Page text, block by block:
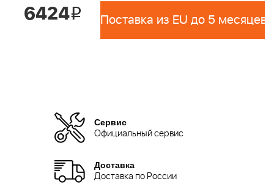
6424i Поставка из EU до 5 месяцев
Сервис
Официальный сервис
Доставка
Доставка по России